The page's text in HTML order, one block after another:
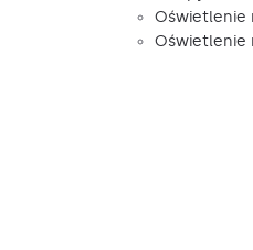
Oświetlenie
Oświetlenie